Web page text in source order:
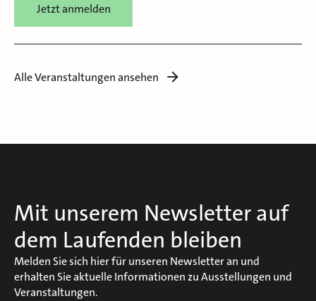
Jetzt anmelden
Alle Veranstaltungen ansehen
Mit unserem Newsletter auf
dem Laufenden bleiben
Melden Sie sich hier für unseren Newsletter an und
erhalten Sie aktuelle Informationen zu Ausstellungen und
Veranstaltungen.